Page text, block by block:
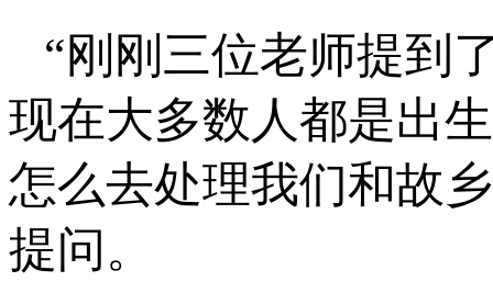
“刚刚三位老师提到
现在大多数人都是出
怎么去处理我们和故
提问。